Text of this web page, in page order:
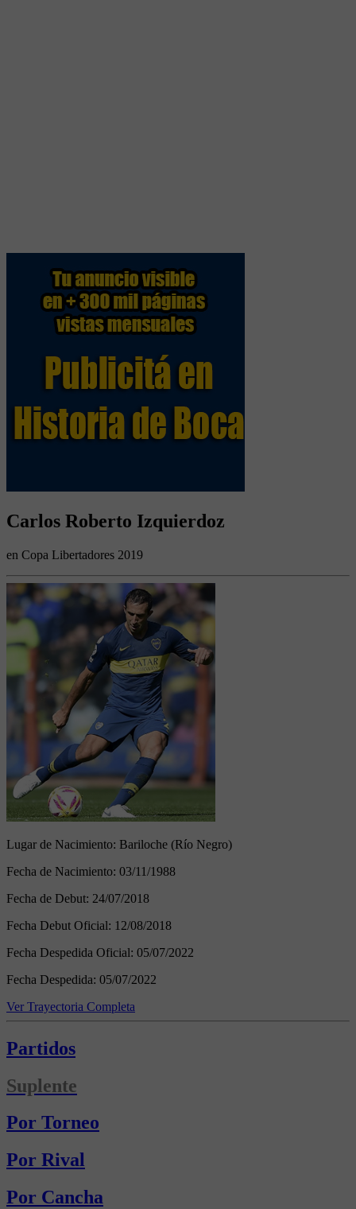
Carlos Roberto Izquierdoz
en Copa Libertadores 2019
Lugar de Nacimiento: Bariloche (Río Negro)
Fecha de Nacimiento: 03/11/1988
Fecha de Debut: 24/07/2018
Fecha Debut Oficial: 12/08/2018
Fecha Despedida Oficial: 05/07/2022
Fecha Despedida: 05/07/2022
Ver Trayectoria Completa
Partidos
Suplente
Por Torneo
Por Rival
Por Cancha